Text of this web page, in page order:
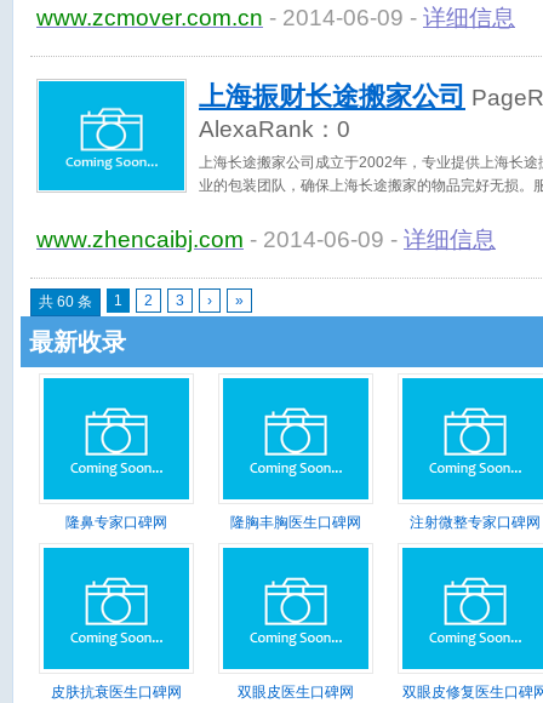
www.zcmover.com.cn - 2014-06-09 - 详细信息
上海振财长途搬家公司
AlexaRank： 0
上海长途搬家公司成立于2002年，专业提供上海长
业的包装团队，确保上海长途搬家的物品完好无损。
www.zhencaibj.com - 2014-06-09 - 详细信息
共 60 条 1 2 3 › »
最新收录
隆鼻专家口碑网 隆胸丰胸医生口碑网 注射微整专家口碑网
皮肤抗衰医生口碑网 双眼皮医生口碑网 双眼皮修复医生口碑